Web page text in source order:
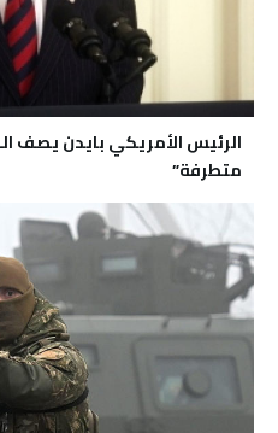
الرئيس الأمريكي بايدن يصف
متطرفة”